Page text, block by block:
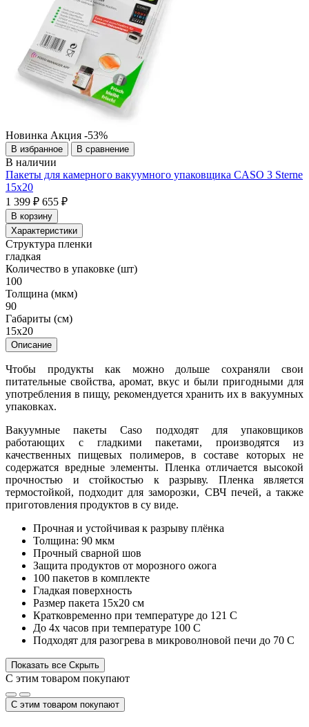
Новинка Акция -53%
В избранное В сравнение
В наличии
Пакеты для камерного вакуумного упаковщика CASO 3 Sterne
15х20
1 399 ₽ 655 ₽
В корзину
Характеристики
Структура пленки
гладкая
Количество в упаковке (шт)
100
Толщина (мкм)
90
Габариты (см)
15х20
Описание
Чтобы продукты как можно дольше сохраняли свои
питательные свойства, аромат, вкус и были пригодными для
употребления в пищу, рекомендуется хранить их в вакуумных
упаковках.
Вакуумные пакеты Caso подходят для упаковщиков
работающих с гладкими пакетами, производятся из
качественных пищевых полимеров, в составе которых не
содержатся вредные элементы. Пленка отличается высокой
прочностью и стойкостью к разрыву. Пленка является
термостойкой, подходит для заморозки, СВЧ печей, а также
приготовления продуктов в су виде.
Прочная и устойчивая к разрыву плёнка
Толщина: 90 мкм
Прочный сварной шов
Защита продуктов от морозного ожога
100 пакетов в комплекте
Гладкая поверхность
Размер пакета 15х20 см
Кратковременно при температуре до 121 С
До 4х часов при температуре 100 С
Подходят для разогрева в микроволновой печи до 70 С
Показать все Скрыть
С этим товаром покупают
С этим товаром покупают